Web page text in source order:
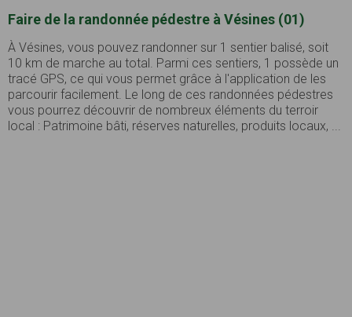
Faire de la randonnée pédestre à Vésines (01)
À Vésines, vous pouvez randonner sur 1 sentier balisé, soit
10 km de marche au total. Parmi ces sentiers, 1 possède un
tracé GPS, ce qui vous permet grâce à l'application de les
parcourir facilement. Le long de ces randonnées pédestres
vous pourrez découvrir de nombreux éléments du terroir
local : Patrimoine bâti, réserves naturelles, produits locaux, ...